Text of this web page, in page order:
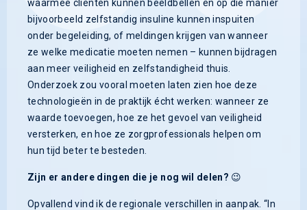
waarmee cliënten kunnen beeldbellen en op die manier
bijvoorbeeld zelfstandig insuline kunnen inspuiten
onder begeleiding, of meldingen krijgen van wanneer
ze welke medicatie moeten nemen – kunnen bijdragen
aan meer veiligheid en zelfstandigheid thuis.
Onderzoek zou vooral moeten laten zien hoe deze
technologieën in de praktijk écht werken: wanneer ze
waarde toevoegen, hoe ze het gevoel van veiligheid
versterken, en hoe ze zorgprofessionals helpen om
hun tijd beter te besteden.
Zijn er andere dingen die je nog wil delen? 😉
Opvallend vind ik de regionale verschillen in aanpak. “In